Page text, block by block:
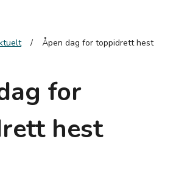
Åpen dag for toppidrett hest
for
hest